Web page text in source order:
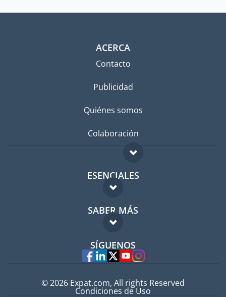
ACERCA
Contacto
Publicidad
Quiénes somos
Colaboración
ESENCIALES
Foro para expatriados
Guía para expatriados
Trabajos en el extranjero
SABER MÁS
FAQ
Expertos
SÍGUENOS
© 2026 Expat.com, All rights Reserved
Condiciones de Uso